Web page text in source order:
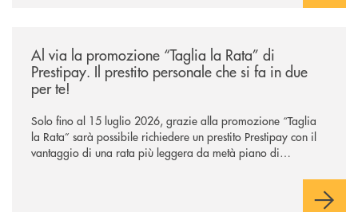
Al via la promozione “Taglia la Rata” di
Prestipay. Il prestito personale che si fa in due
per te!
Solo fino al 15 luglio 2026, grazie alla promozione “Taglia
la Rata” sarà possibile richiedere un prestito Prestipay con il
vantaggio di una rata più leggera da metà piano di